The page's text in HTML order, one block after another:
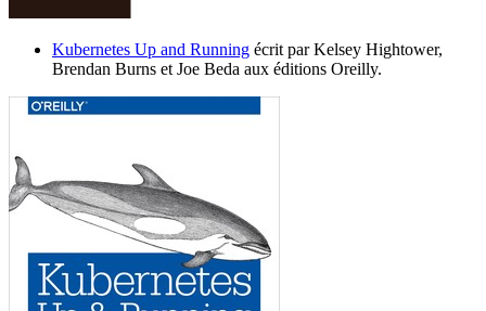
Kubernetes Up and Running écrit par Kelsey Hightower,
Brendan Burns et Joe Beda aux éditions Oreilly.